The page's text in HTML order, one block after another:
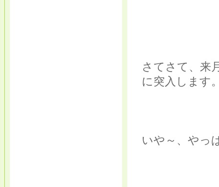
さてさて、来
に突入します
いや～、やっ